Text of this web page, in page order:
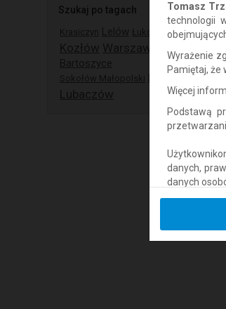
Szukaj po tagach
Krasiczyn Lelów Łukowa Besko
Kozłów Warszawa
Bartoszyce
Sokołów Małopolski
Lubaczów
Tomasz
technologii
Wyrażenie
Pamiętaj, że
Więcej
Podstawą
danych,
danych